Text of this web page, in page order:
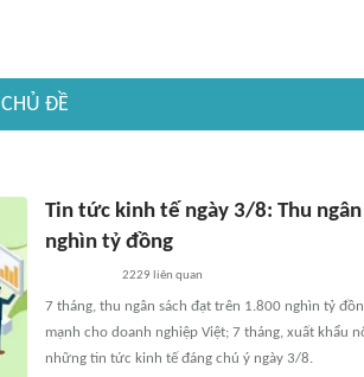
CHỦ ĐỀ
Tin tức kinh tế ngày 3/8: Thu
nghìn tỷ đồng
2229 liên quan
7 tháng, thu ngân sách đạt trên 1.800 nghìn tỷ
mạnh cho doanh nghiệp Việt; 7 tháng, xuất khẩu
những tin tức kinh tế đáng chú ý ngày 3/8.